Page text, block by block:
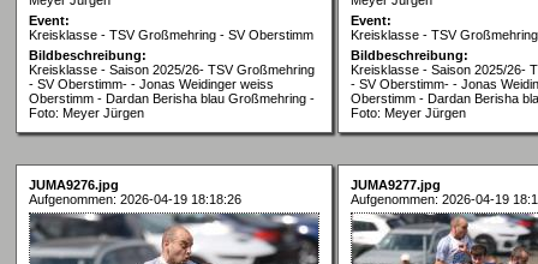
Event:
Kreisklasse - TSV Großmehring - SV Oberstimm
Bildbeschreibung:
Kreisklasse - Saison 2025/26- TSV Großmehring
- SV Oberstimm- - Jonas Weidinger weiss
Oberstimm - Dardan Berisha blau Großmehring -
Foto: Meyer Jürgen
Event:
Kreisklasse - TSV
Bildbeschreibung:
Kreisklasse - Saison 2025/26-
- SV Oberstimm- - Jonas
Oberstimm - Dardan Berisha
Foto: Meyer Jürgen
JUMA9276.jpg
Aufgenommen: 2026-04-19 18:18:26
JUMA9277.jpg
Aufgenommen: 2026-04-19